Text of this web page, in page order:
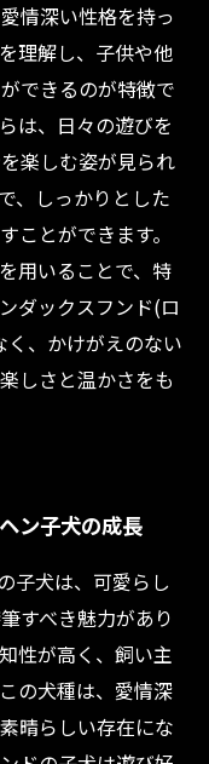
情深い性格を持っ
理解し、子供や他
できるのが特徴で
は、日々の遊びを
楽しむ姿が見られ
、しっかりとした
ことができます。
用いることで、特
ダックスフンド(ロ
、かけがえのない
しさと温かさをも
ン子犬の成長
子犬は、可愛らし
すべき魅力があり
性が高く、飼い主
の犬種は、愛情深
晴らしい存在にな